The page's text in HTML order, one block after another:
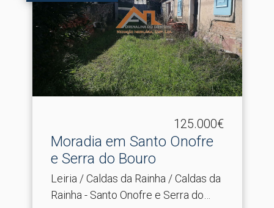
125.000€
Moradia em Santo Onofre
e Serra do Bouro
Leiria / Caldas da Rainha / Caldas da
Rainha - Santo Onofre e Serra do